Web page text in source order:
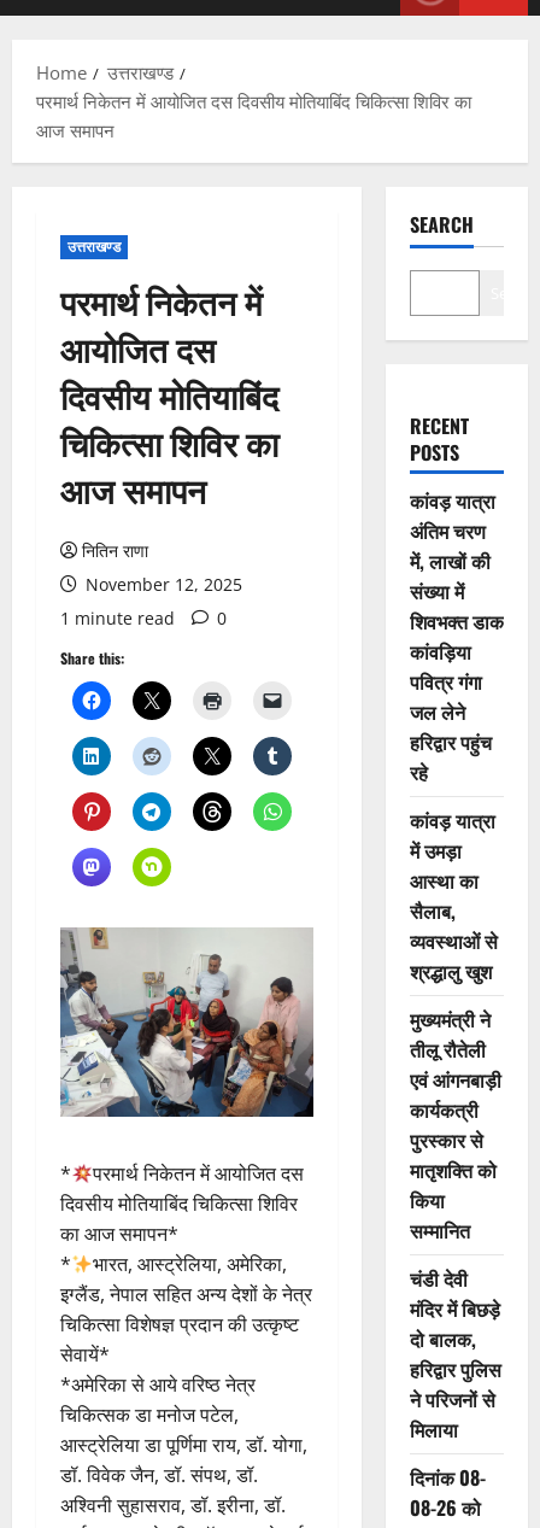
Home
उत्तराखण्ड
परमार्थ निकेतन में आयोजित दस दिवसीय मोतियाबिंद चिकित्सा शिविर का
आज समापन
उत्तराखण्ड
परमार्थ निकेतन में
आयोजित दस
दिवसीय मोतियाबिंद
चिकित्सा शिविर का
आज समापन
नितिन राणा
November 12, 2025
1 minute read
0
Share this:
*
परमार्थ निकेतन में आयोजित दस
दिवसीय मोतियाबिंद चिकित्सा शिविर
का आज समापन*
*
भारत, आस्ट्रेलिया, अमेरिका,
इग्लैंड, नेपाल सहित अन्य देशों के नेत्र
चिकित्सा विशेषज्ञ प्रदान की उत्कृष्ट
सेवायें*
*अमेरिका से आये वरिष्ठ नेत्र
चिकित्सक डा मनोज पटेल,
आस्ट्रेलिया डा पूर्णिमा राय, डॉ. योगा,
डॉ. विवेक जैन, डॉ. संपथ, डॉ.
अश्विनी सुहासराव, डॉ. इरीना, डॉ.
SEARCH
RECENT
POSTS
कांवड़ यात्रा
अंतिम चरण
में, लाखों की
संख्या में
शिवभक्त डाक
कांवड़िया
पवित्र गंगा
जल लेने
हरिद्वार पहुंच
रहे
कांवड़ यात्रा
में उमड़ा
आस्था का
सैलाब,
व्यवस्थाओं से
श्रद्धालु खुश
मुख्यमंत्री ने
तीलू रौतेली
एवं आंगनबाड़ी
कार्यकत्री
पुरस्कार से
मातृशक्ति को
किया
सम्मानित
चंडी देवी
मंदिर में बिछड़े
दो बालक,
हरिद्वार पुलिस
ने परिजनों से
मिलाया
दिनांक 08-
08-26 को